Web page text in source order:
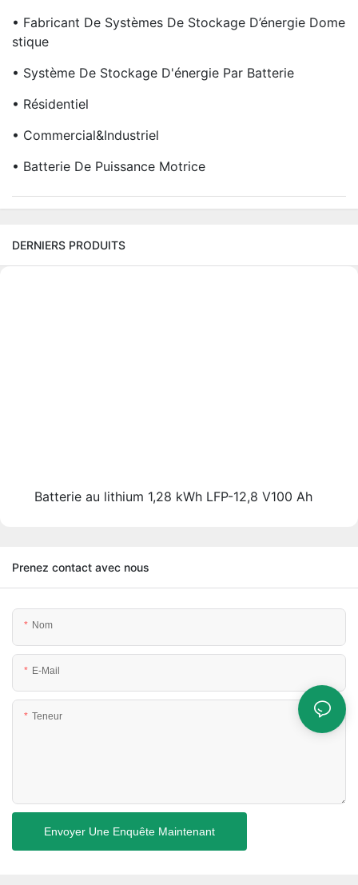
• Fabricant De Systèmes De Stockage D’énergie Dome
Stique
• Système De Stockage D'énergie Par Batterie
• Résidentiel
• Commercial&Industriel
• Batterie De Puissance Motrice
DERNIERS PRODUITS
Batterie au lithium 1,28 kWh LFP-12,8 V100 Ah
Prenez contact avec nous
Nom
E-Mail
Teneur
Envoyer Une Enquête Maintenant